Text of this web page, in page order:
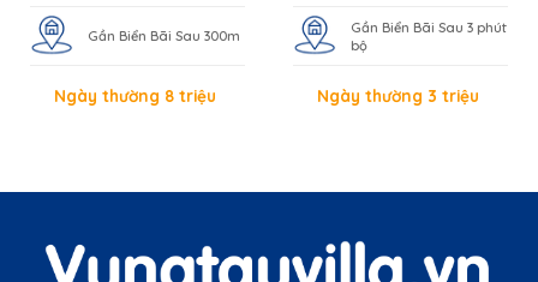
Gần Biển Bãi Sau 300m
Ngày thường 8 triệu
Gần Biển Bãi Sau 3 phút
bộ
Ngày thường 3 triệu